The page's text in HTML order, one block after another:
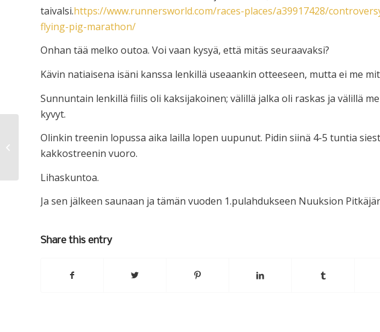
taivalsi.https://www.runnersworld.com/races-places/a39917428/
flying-pig-marathon/
Onhan tää melko outoa. Voi vaan kysyä, että mitäs seuraavaksi?
Kävin natiaisena isäni kanssa lenkillä useaankin otteeseen, mutta ei me
Sunnuntain lenkillä fiilis oli kaksijakoinen; välillä jalka oli raskas ja välillä
kyvyt.
Olinkin treenin lopussa aika lailla lopen uupunut. Pidin siinä 4-5 tuntia
kakkostreenin vuoro.
Lihaskuntoa.
Ja sen jälkeen saunaan ja tämän vuoden 1.pulahdukseen Nuuksion
Share this entry